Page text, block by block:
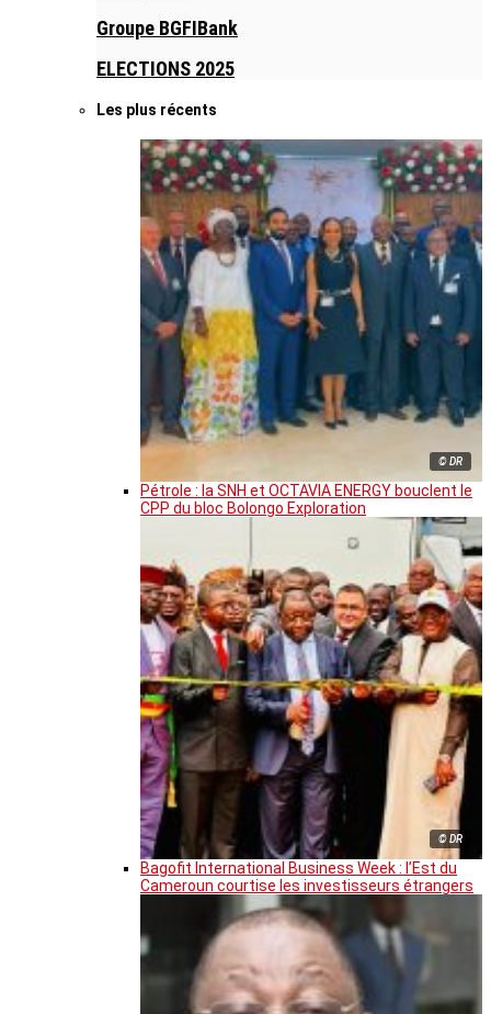
Groupe BGFIBank
ELECTIONS 2025
Les plus récents
© DR
Pétrole : la SNH et OCTAVIA ENERGY bouclent le
CPP du bloc Bolongo Exploration
© DR
Bagofit International Business Week : l’Est du
Cameroun courtise les investisseurs étrangers